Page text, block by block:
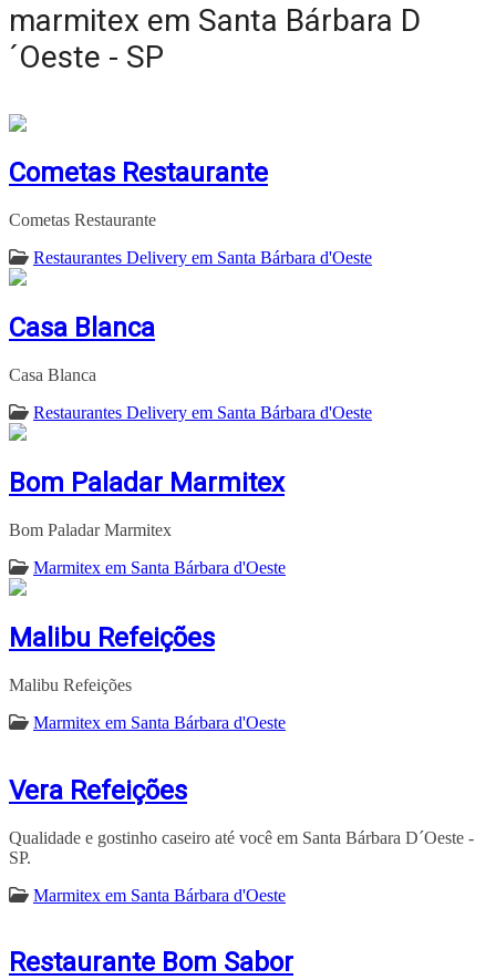
marmitex em Santa Bárbara D
´Oeste - SP
Cometas Restaurante
Cometas Restaurante
Restaurantes Delivery em Santa Bárbara d'Oeste
Casa Blanca
Casa Blanca
Restaurantes Delivery em Santa Bárbara d'Oeste
Bom Paladar Marmitex
Bom Paladar Marmitex
Marmitex em Santa Bárbara d'Oeste
Malibu Refeições
Malibu Refeições
Marmitex em Santa Bárbara d'Oeste
Vera Refeições
Qualidade e gostinho caseiro até você em Santa Bárbara D´Oeste -
SP.
Marmitex em Santa Bárbara d'Oeste
Restaurante Bom Sabor